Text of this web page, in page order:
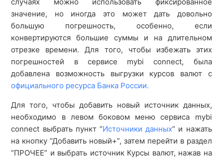
значение, но иногда это может дать довольно
большую погрешность, особенно, если
конвертируются большие суммы и на длительном
отрезке времени. Для того, чтобы избежать этих
погрешностей в сервисе mybi connect, была
добавлена возможность выгрузки курсов валют с
официального ресурса Банка России.
Для того, чтобы добавить новый источник данных,
необходимо в левом боковом меню сервиса mybi
connect выбрать пункт “Источники данных” и нажать
на кнопку “Добавить новый+”, затем перейти в раздел
“ПРОЧЕЕ” и выбрать источник Курсы валют, нажав на